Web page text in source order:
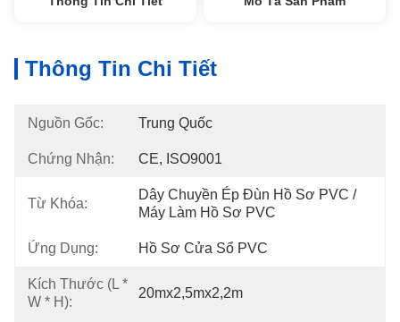
Thông Tin Chi Tiết
Nguồn Gốc: Trung Quốc
Chứng Nhận: CE, ISO9001
Từ Khóa:
Dây Chuyền Ép Đùn Hồ Sơ PVC /
Máy Làm Hồ Sơ PVC
Ứng Dụng: Hồ Sơ Cửa Sổ PVC
Kích Thước (L *
W * H):
20mx2,5mx2,2m